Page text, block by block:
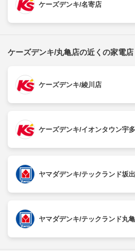
ケーズデンキ/名寄店
ケーズデンキ/丸亀店の近くの家電店
ケーズデンキ/綾川店
ケーズデンキ/イオンタウン宇
ヤマダデンキ/テックランド坂
ヤマダデンキ/テックランド丸